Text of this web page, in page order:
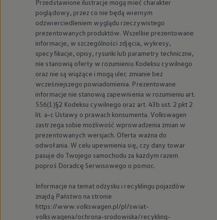
Przedstawione ilustracje mogą mieć charakter
poglądowy, przez co nie będą wiernym
odzwierciedleniem wyglądu rzeczywistego
prezentowanych produktów. Wszelkie prezentowane
informacje, w szczególności zdjęcia, wykresy,
specyfikacje, opisy, rysunki lub parametry techniczne,
nie stanowią oferty w rozumieniu Kodeksu cywilnego
oraz nie są wiążące i mogą ulec zmianie bez
wcześniejszego powiadomienia. Prezentowane
informacje nie stanowią zapewnienia w rozumieniu art.
556(1)§2 Kodeksu cywilnego oraz art. 43b ust. 2 pkt 2
lit. a-c Ustawy o prawach konsumenta. Volkswagen
zastrzega sobie możliwość wprowadzenia zmian w
prezentowanych wersjach. Oferta ważna do
odwołania. W celu upewnienia się, czy dany towar
pasuje do Twojego samochodu za każdym razem
poproś Doradcę Serwisowego o pomoc.
Informacje na temat odzysku i recyklingu pojazdów
znajdą Państwo na stronie
https://www.volkswagen.pl/pl/swiat-
volkswagena/ochrona-srodowiska/recykling-